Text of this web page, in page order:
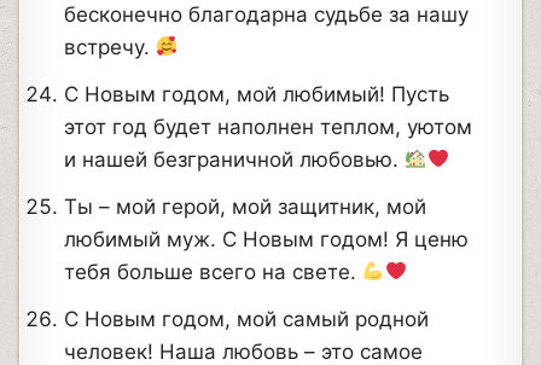
бесконечно благодарна судьбе за нашу
встречу.
С Новым годом, мой любимый! Пусть
этот год будет наполнен теплом, уютом
и нашей безграничной любовью.
Ты – мой герой, мой защитник, мой
любимый муж. С Новым годом! Я ценю
тебя больше всего на свете.
С Новым годом, мой самый родной
человек! Наша любовь – это самое